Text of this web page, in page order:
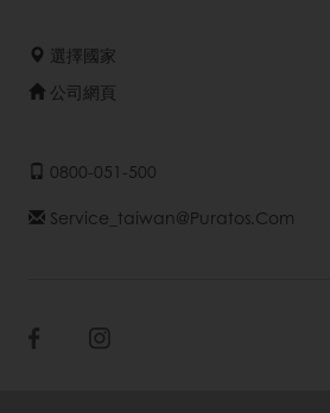
選擇國家
公司網頁
0800-051-500
Service_taiwan@puratos.com